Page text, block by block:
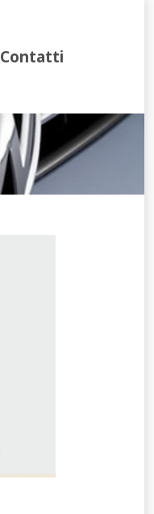
Contatti